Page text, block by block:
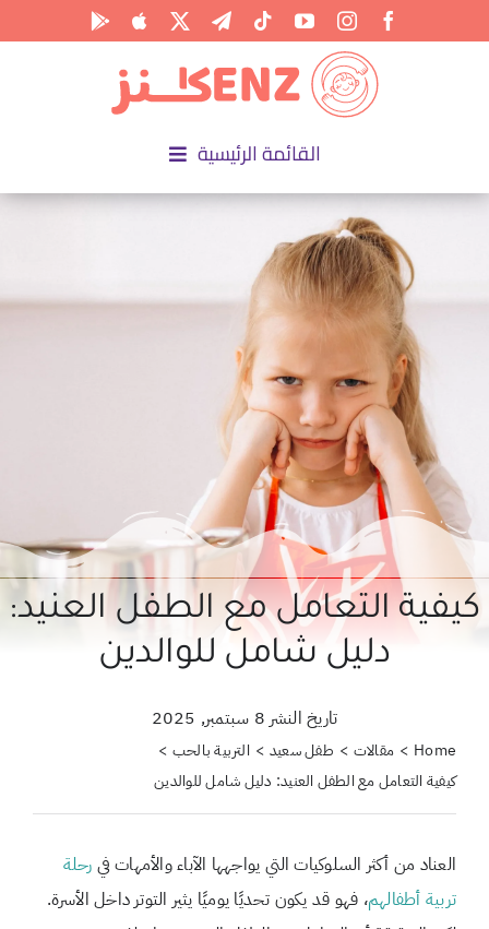
القائمة الرئيسية
الأكاديمية
الأنشطة
المناسبات
المقالات
حول علمتني كنز
احجزي استشارة
كيفية التعامل مع الطفل العنيد:
دليل شامل للوالدين
Home مقالات طفل سعيد
التربية بالحب
كيفية التعامل مع الطفل العنيد: دليل شامل للوالدين
تاريخ النشر 8 سبتمبر, 2025
العناد من أكثر السلوكيات التي يواجهها الآباء والأمهات في رحلة
تربية أطفالهم، فهو قد يكون تحديًا يوميًا يثير التوتر داخل الأسرة.